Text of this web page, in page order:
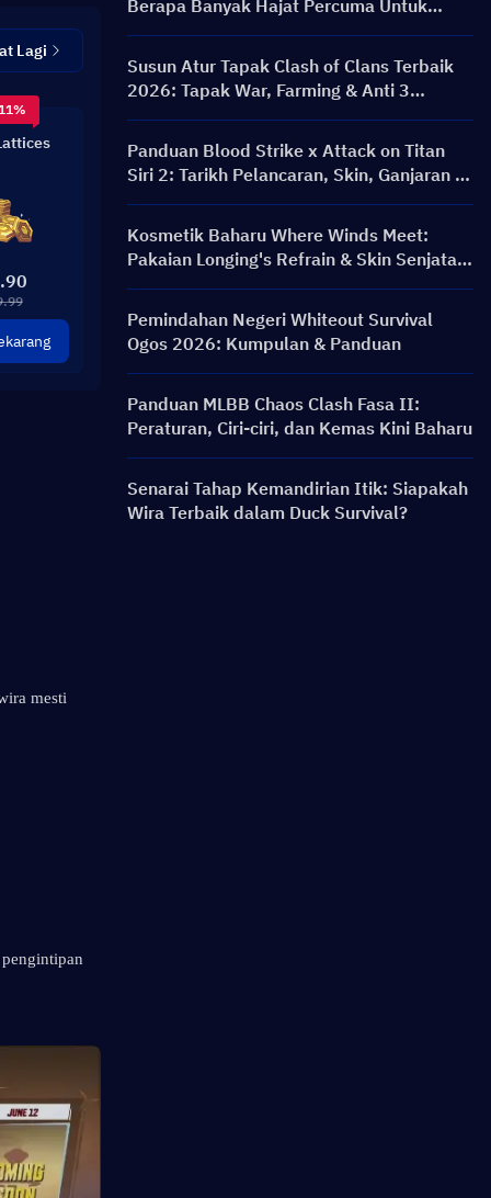
Lagi
mesti
Berapa Banyak Hajat Percuma Untuk
Odette?
Susun Atur Tapak Clash of Clans Terbaik
2026: Tapak War, Farming & Anti 3
Bintang TH12 hingga TH18
Panduan Blood Strike x Attack on Titan
Siri 2: Tarikh Pelancaran, Skin, Ganjaran &
Acara Tambah Nilai
Kosmetik Baharu Where Winds Meet:
Pakaian Longing's Refrain & Skin Senjata
Silent Voice: Crest Aria Telah Dilancarkan!
Pemindahan Negeri Whiteout Survival
Ogos 2026: Kumpulan & Panduan
Panduan MLBB Chaos Clash Fasa II:
Peraturan, Ciri-ciri, dan Kemas Kini Baharu
Senarai Tahap Kemandirian Itik: Siapakah
Wira Terbaik dalam Duck Survival?